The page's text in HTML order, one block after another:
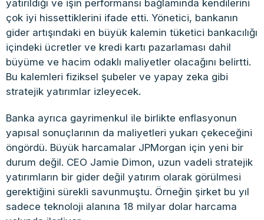
yatırıldığı ve işin performansı bağlamında kendilerini
çok iyi hissettiklerini ifade etti. Yönetici, bankanın
gider artışındaki en büyük kalemin tüketici bankacılığı
içindeki ücretler ve kredi kartı pazarlaması dahil
büyüme ve hacim odaklı maliyetler olacağını belirtti.
Bu kalemleri fiziksel şubeler ve yapay zeka gibi
stratejik yatırımlar izleyecek.
Banka ayrıca gayrimenkul ile birlikte enflasyonun
yapısal sonuçlarının da maliyetleri yukarı çekeceğini
öngördü. Büyük harcamalar JPMorgan için yeni bir
durum değil. CEO Jamie Dimon, uzun vadeli stratejik
yatırımların bir gider değil yatırım olarak görülmesi
gerektiğini sürekli savunmuştu. Örneğin şirket bu yıl
sadece teknoloji alanına 18 milyar dolar harcama